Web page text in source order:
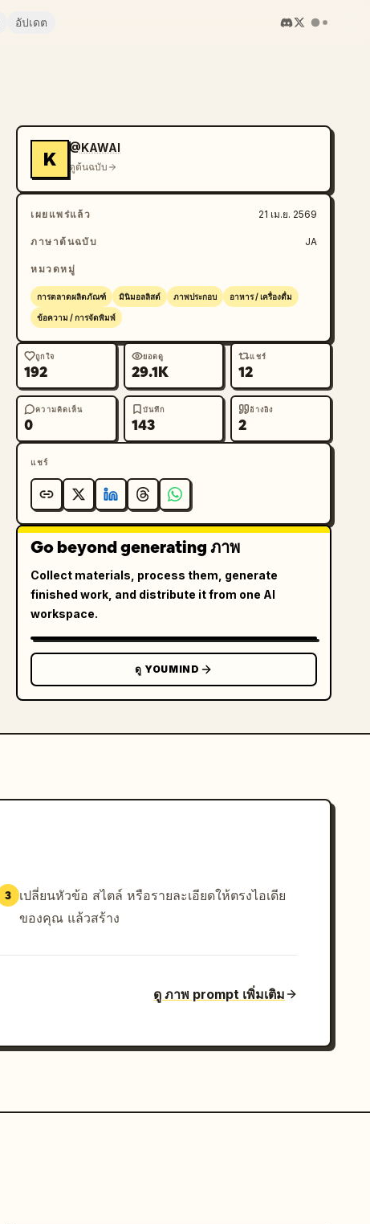
อัปเดต
K
@KAWAI
ดูต้นฉบับ
เผยแพร่แล้ว 21 เม.ย. 2569
ภาษาต้นฉบับ JA
หมวดหมู่
การตลาดผลิตภัณฑ์ มินิมอลลิสต์ ภาพประกอบ อาหาร / เครื่องดื่ม
ข้อความ / การจัดพิมพ์
ถูกใจ
192
ยอดดู
29.1K
แชร์
12
ความคิดเห็น
0
บันทึก
143
อ้างอิง
2
แชร์
Go beyond generating ภาพ
Collect materials, process them, generate
finished work, and distribute it from one AI
workspace.
ดู YOUMIND
3
เปลี่ยนหัวข้อ สไตล์ หรือรายละเอียดให้ตรงไอเดีย
ของคุณ แล้วสร้าง
ดู ภาพ prompt เพิ่มเติม